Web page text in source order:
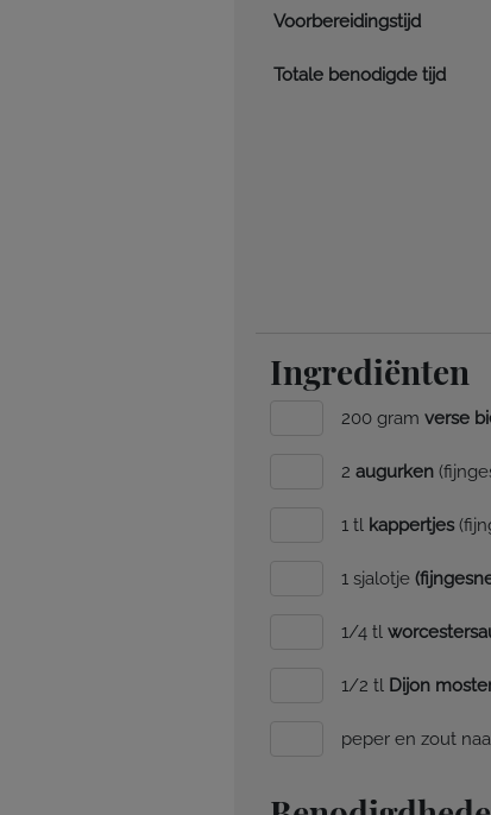
Voorbereidingstijd
Totale benodigde tijd
Ingrediënten
200 gram verse
2 augurken
1 tl kappertjes
1 sjalotje
1/4 tl
1/2 tl Dijon
peper en zout